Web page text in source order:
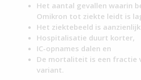
Het aantal gevallen waarin
Omikron tot ziekte leidt is
Het ziektebeeld is
Hospitalisatie duurt korter,
IC-opnames dalen en
De mortaliteit is een fractie
variant.